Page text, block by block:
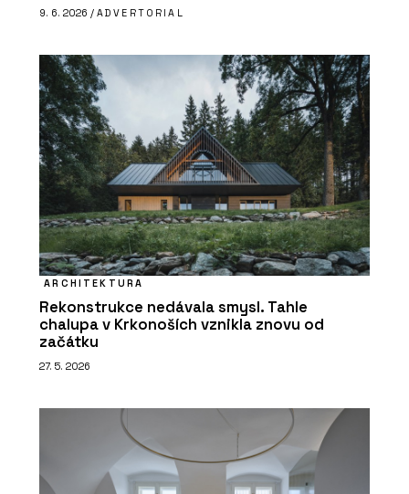
9. 6. 2026 / ADVERTORIAL
ARCHITEKTURA
Rekonstrukce nedávala smysl. Tahle
chalupa v Krkonoších vznikla znovu od
začátku
27. 5. 2026